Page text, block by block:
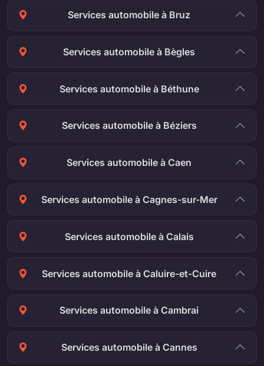
Services automobile à Bruz
Services automobile à Bègles
Services automobile à Béthune
Services automobile à Béziers
Services automobile à Caen
Services automobile à Cagnes-sur-Mer
Services automobile à Calais
Services automobile à Caluire-et-Cuire
Services automobile à Cambrai
Services automobile à Cannes